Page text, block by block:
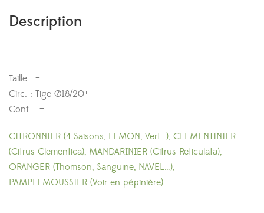
Description
Taille : –
Circ. : Tige Ø18/20+
Cont. : –
CITRONNIER (4 Saisons, LEMON, Vert…), CLEMENTINIER
(Citrus Clementica), MANDARINIER (Citrus Reticulata),
ORANGER (Thomson, Sanguine, NAVEL…),
PAMPLEMOUSSIER (Voir en pépinière)